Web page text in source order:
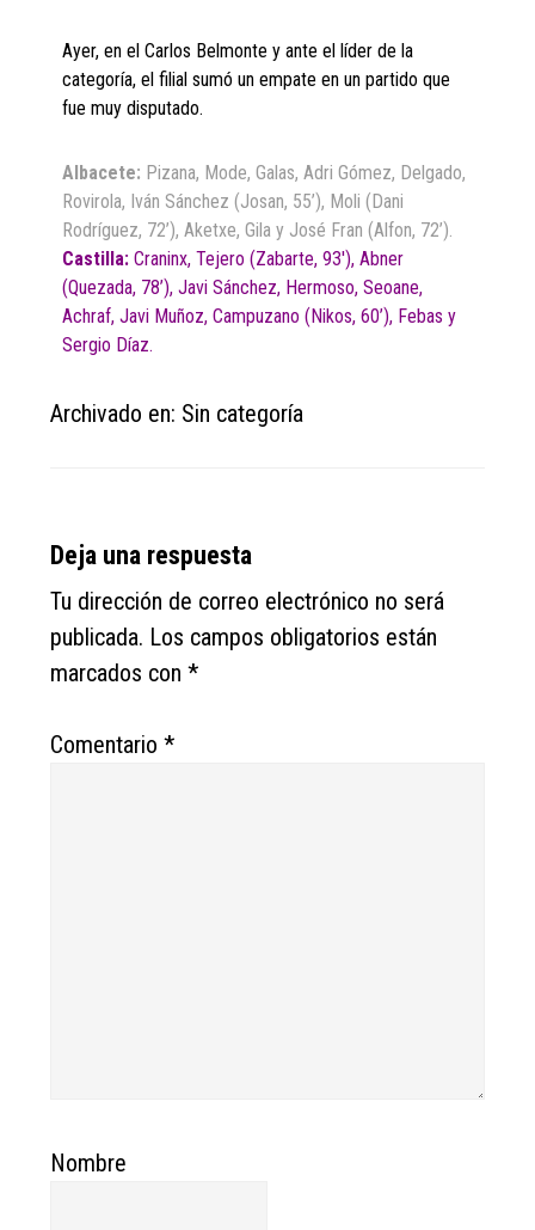
Ayer, en el Carlos Belmonte y ante el líder de la
categoría, el filial sumó un empate en un partido que
fue muy disputado.
Albacete: Pizana, Mode, Galas, Adri Gómez, Delgado,
Rovirola, Iván Sánchez (Josan, 55’), Moli (Dani
Rodríguez, 72’), Aketxe, Gila y José Fran (Alfon, 72’).
Castilla:Craninx, Tejero (Zabarte, 93′), Abner
(Quezada, 78’), Javi Sánchez, Hermoso, Seoane,
Achraf, Javi Muñoz, Campuzano (Nikos, 60’), Febas y
Sergio Díaz.
Archivado en: Sin categoría
Reader
Interactions
Deja una respuesta
Tu dirección de correo electrónico no será
publicada. Los campos obligatorios están
marcados con*
Comentario*
Nombre